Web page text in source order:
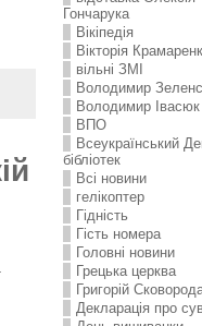
Гончарука
Вікіпедія
Вікторія
вільні ЗМІ
Володимир
Володимир Івасюк
ВПО
Всеукраїнський
бібліотек
Всі новини
гелікоптер
Гідність
Гість номера
Головні новини
Грецька церква
Григорій
Декларація про